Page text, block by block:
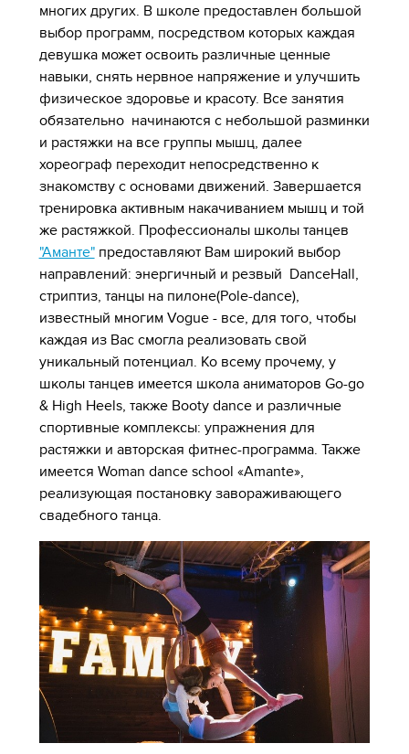
многих других. В школе предоставлен большой
выбор программ, посредством которых каждая
девушка может освоить различные ценные
навыки, снять нервное напряжение и улучшить
физическое здоровье и красоту. Все занятия
обязательно начинаются с небольшой разминки
и растяжки на все группы мышц, далее
хореограф переходит непосредственно к
знакомству с основами движений. Завершается
тренировка активным накачиванием мышц и той
же растяжкой. Профессионалы школы танцев
"Аманте"предоставляют Вам широкий выбор
направлений: энергичный и резвый DanceHall,
стриптиз, танцы на пилоне(Pole-dance),
известный многим Vogue - все, для того, чтобы
каждая из Вас смогла реализовать свой
уникальный потенциал. Ко всему прочему, у
школы танцев имеется школа аниматоров Go-go
& High Heels, также Booty dance и различные
спортивные комплексы: упражнения для
растяжки и авторская фитнес-программа. Также
имеется Woman dance school «Amante»,
реализующая постановку завораживающего
свадебного танца.